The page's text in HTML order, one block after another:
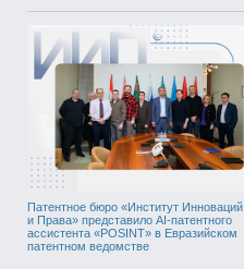
Патентное бюро «Институт Инноваций
и Права» представило AI-патентного
ассистента «POSINT» в Евразийском
патентном ведомстве